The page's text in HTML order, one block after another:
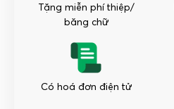
lượng
Tặng miễn phí thiệp/
băng chữ
Có hoá đơn điện tử